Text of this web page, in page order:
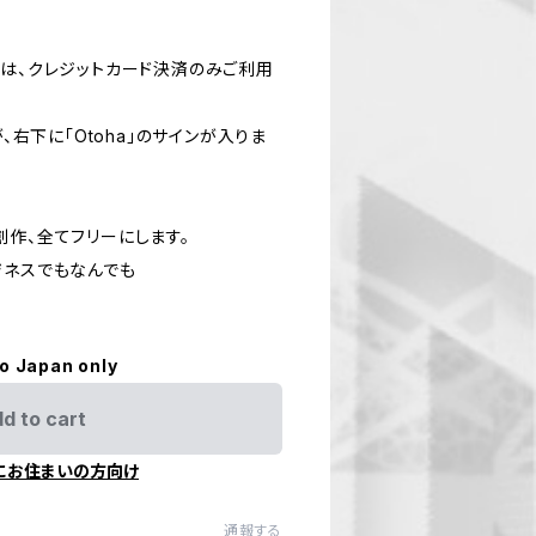
クレジットカード決済のみご利用
下に「Otoha」のサインが入りま
、全てフリーにします。
スでもなんでも
Japan only
to cart
お住まいの方向け
通報する